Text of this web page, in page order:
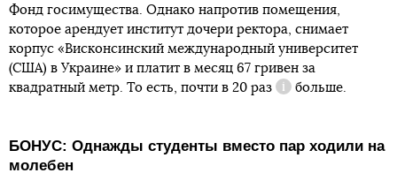
Фонд госимущества. Однако напротив помещения,
которое арендует институт дочери ректора, снимает
корпус «Висконсинский международный университет
(США) в Украине» и платит в месяц 67 гривен за
квадратный метр. То есть, почти в 20 раз
Справка
больше.
БОНУС: Однажды студенты вместо пар ходили на
молебен